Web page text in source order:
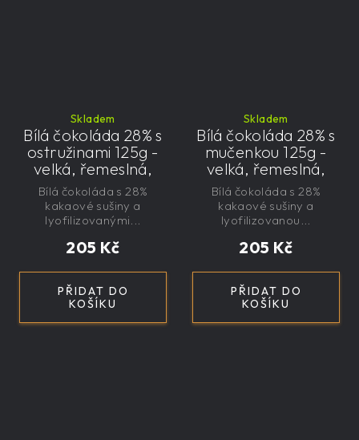
Skladem
Bílá čokoláda 28% s
ostružinami 125g -
velká, řemeslná,
exkluzivní, dárková
205 Kč
PŘIDAT DO
KOŠÍKU
Bílá čokoláda s 28%
kakaové sušiny a
lyofilizovanými...
Skladem
Bílá čokoláda 28% s
mučenkou 125g -
velká, řemeslná,
exkluzivní, dárková
205 Kč
PŘIDAT DO
KOŠÍKU
Bílá čokoláda s 28%
kakaové sušiny a
lyofilizovanou...